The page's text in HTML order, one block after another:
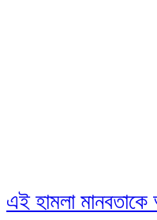
এই হামলা